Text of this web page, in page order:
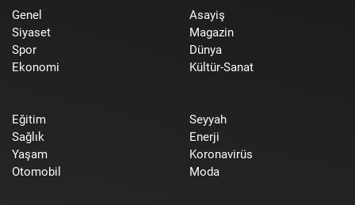
Genel
Siyaset
Spor
Ekonomi
Asayiş
Magazin
Dünya
Kültür-Sanat
Eğitim
Sağlık
Yaşam
Otomobil
Seyyah
Enerji
Koronavirüs
Moda